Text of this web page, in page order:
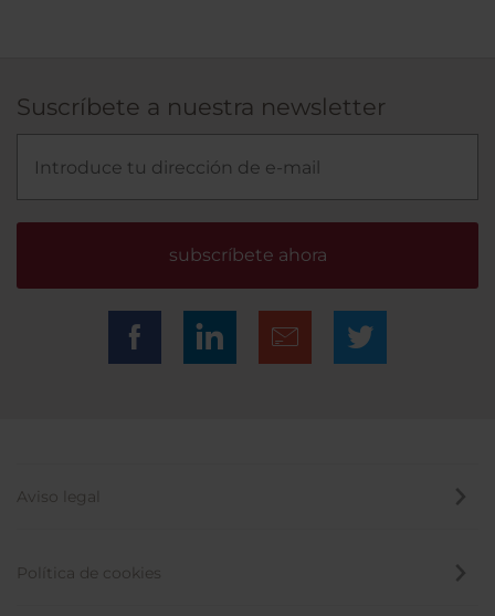
Suscríbete a nuestra newsletter
subscríbete ahora
Aviso legal
Política de cookies